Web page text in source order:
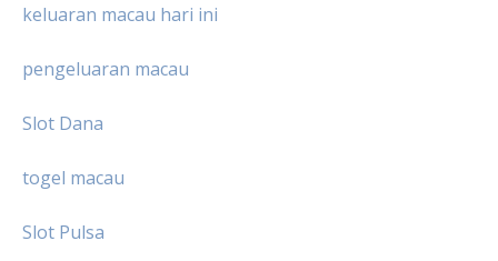
keluaran macau hari ini
pengeluaran macau
Slot Dana
togel macau
Slot Pulsa